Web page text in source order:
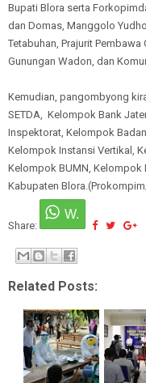
Bupati Blora serta
dan Domas, Manggolo
Tetabuhan, Prajurit
Gunungan Wadon, dan
Kemudian, pangombyong
SETDA, Kelompok Bank
Inspektorat, Kelompok
Kelompok Instansi Vertikal,
Kelompok BUMN, Kelompok
Kabupaten
Share:
Related Posts: